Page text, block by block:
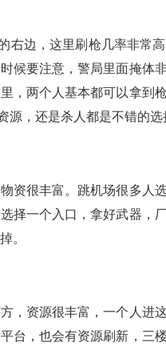
右边，这里刷枪几率非常
候要注意，警局里面掩体
，两个人基本都可以拿到
源，还是杀人都是不错的选
资很丰富。跳机场很多人
择一个入口，拿好武器，
。
，资源很丰富，一个人进
台，也会有资源刷新，三